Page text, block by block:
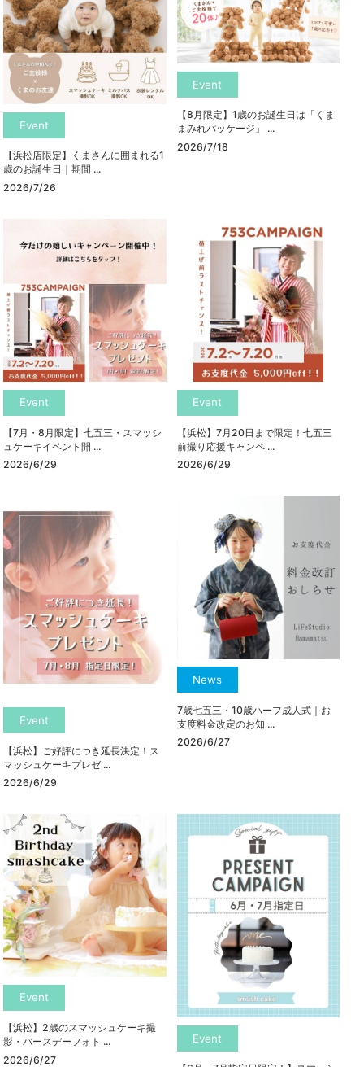
Event
【浜松店限定】くまさんに囲まれる1
歳のお誕生日｜期間 ...
2026/7/26
Event
【8月限定】1歳のお誕生日は「くま
まみれパッケージ」 ...
2026/7/18
Event
【7月・8月限定】七五三・スマッシ
ュケーキイベント開 ...
2026/6/29
Event
【浜松】7月20日まで限定！七五三
前撮り応援キャンペ ...
2026/6/29
Event
【浜松】ご好評につき延長決定！ス
マッシュケーキプレゼ ...
2026/6/29
News
7歳七五三・10歳ハーフ成人式｜お
支度料金改定のお知 ...
2026/6/27
Event
【浜松】2歳のスマッシュケーキ撮
影・バースデーフォト ...
2026/6/27
Event